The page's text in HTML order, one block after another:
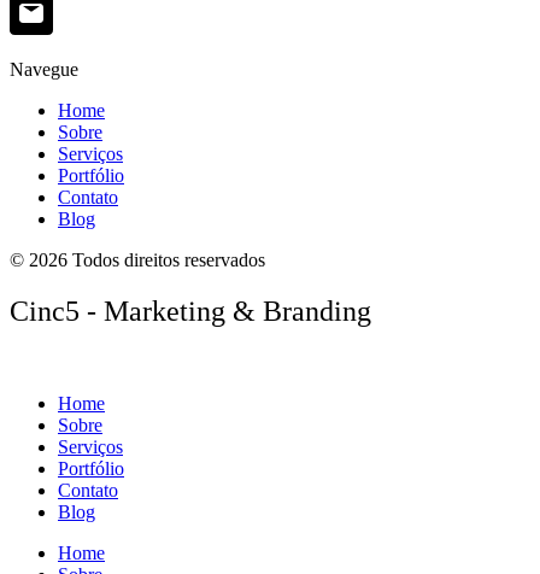
Navegue
Home
Sobre
Serviços
Portfólio
Contato
Blog
© 2026 Todos direitos reservados
Cinc5 - Marketing & Branding
Home
Sobre
Serviços
Portfólio
Contato
Blog
Home